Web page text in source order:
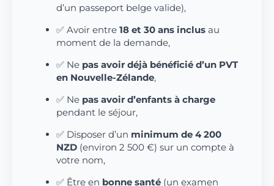
d’un passeport belge valide),
✅ Avoir entre 18 et 30 ans inclus au
moment de la demande,
✅ Ne pas avoir déjà bénéficié d’un PVT
en Nouvelle-Zélande,
✅ Ne pas avoir d’enfants à charge
pendant le séjour,
✅ Disposer d’un minimum de 4 200
NZD (environ 2 500 €) sur un compte à
votre nom,
✅ Être en bonne santé (un examen